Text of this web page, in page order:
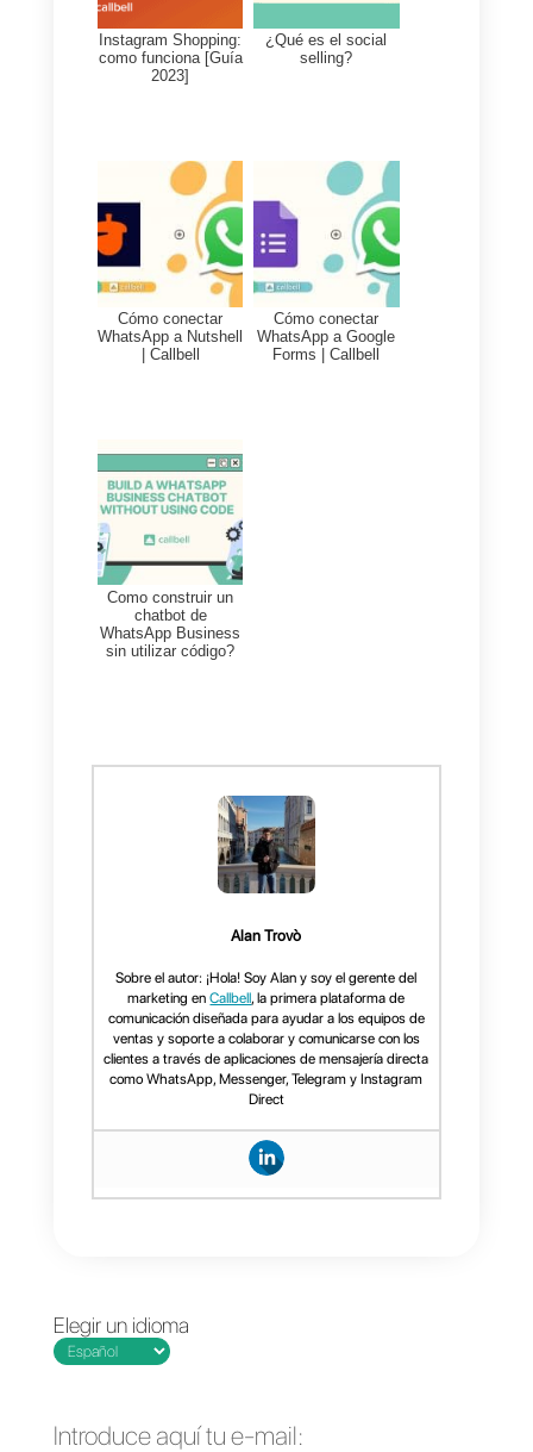
herramienta que puede ayudarte
a mejorar y facilitar las ventas en
posible el controlar los mensajes
que llegan a tu cuenta. Es tan
fácil como redirigir todos estos
mensajes a tuWhatsApp
Business y
Callbellinterceptara
gestionarlos de forma muy
eficiente. He incluso podrás
manejar un equipo de atención al
cliente sin importar el número de
mensajes o el numero de
Si tu cuenta de TikTok está
abarrotada y deseas probar una
herramienta muy completa para
equipos de soporte, ventas o call
centers. Que permita manejar
cantidad ilimitada de mensajes,
equipos de soporte o ventas,
sea fácil de utilizar y te ofrezca
una organización clara junto con